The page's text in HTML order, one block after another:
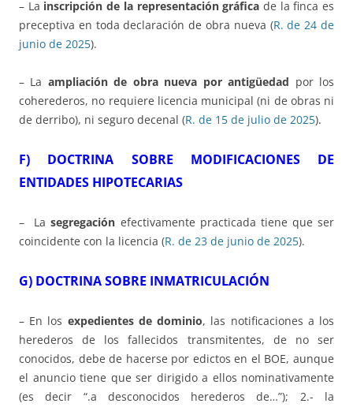
– La inscripción de la representación gráfica de la finca es
preceptiva en toda declaración de obra nueva (R. de 24 de
junio de 2025).
– La ampliación de obra nueva por antigüedad por los
coherederos, no requiere licencia municipal (ni de obras ni
de derribo), ni seguro decenal (R. de 15 de julio de 2025).
F) DOCTRINA SOBRE MODIFICACIONES DE
ENTIDADES HIPOTECARIAS
– Lasegregación efectivamente practicada tiene que ser
coincidente con la licencia (R. de 23 de junio de 2025).
G) DOCTRINA SOBRE INMATRICULACIÓN
– En los expedientes de dominio, las notificaciones a los
herederos de los fallecidos transmitentes, de no ser
conocidos, debe de hacerse por edictos en el BOE, aunque
el anuncio tiene que ser dirigido a ellos nominativamente
(es decir “.a desconocidos herederos de…”); 2.- la